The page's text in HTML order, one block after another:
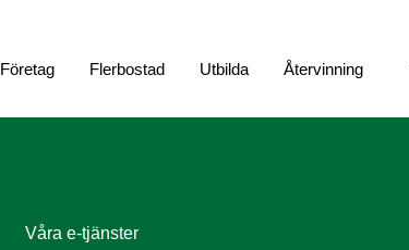
Företag Flerbostad Utbilda Återvinning
Våra e-tjänster